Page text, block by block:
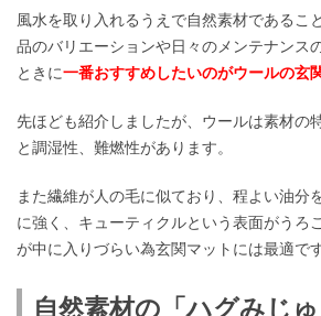
風水を取り入れるうえで自然素材であるこ
品のバリエーションや日々のメンテナンス
ときに一番おすすめしたいのがウールの玄
先ほども紹介しましたが、ウールは素材の
と調湿性、難燃性があります。
また繊維が人の毛に似ており、程よい油分
に強く、キューティクルという表面がうろ
が中に入りづらい為玄関マットには最適です
自然素材の「ハグみじ